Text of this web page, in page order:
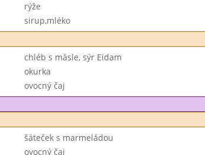
rýže
sirup,mléko
chléb s másle, sýr Eidam
okurka
ovocný čaj
šáteček s marmeládou
ovocný čaj